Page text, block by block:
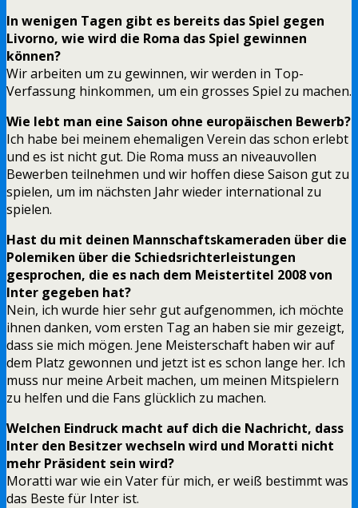
In wenigen Tagen gibt es bereits das Spiel gegen
Livorno, wie wird die Roma das Spiel gewinnen
können?
Wir arbeiten um zu gewinnen, wir werden in Top-
Verfassung hinkommen, um ein grosses Spiel zu machen.
Wie lebt man eine Saison ohne europäischen Bewerb?
Ich habe bei meinem ehemaligen Verein das schon erlebt
und es ist nicht gut. Die Roma muss an niveauvollen
Bewerben teilnehmen und wir hoffen diese Saison gut zu
spielen, um im nächsten Jahr wieder international zu
spielen.
Hast du mit deinen Mannschaftskameraden über die
Polemiken über die Schiedsrichterleistungen
gesprochen, die es nach dem Meistertitel 2008 von
Inter gegeben hat?
Nein, ich wurde hier sehr gut aufgenommen, ich möchte
ihnen danken, vom ersten Tag an haben sie mir gezeigt,
dass sie mich mögen. Jene Meisterschaft haben wir auf
dem Platz gewonnen und jetzt ist es schon lange her. Ich
muss nur meine Arbeit machen, um meinen Mitspielern
zu helfen und die Fans glücklich zu machen.
Welchen Eindruck macht auf dich die Nachricht, dass
Inter den Besitzer wechseln wird und Moratti nicht
mehr Präsident sein wird?
Moratti war wie ein Vater für mich, er weiß bestimmt was
das Beste für Inter ist.